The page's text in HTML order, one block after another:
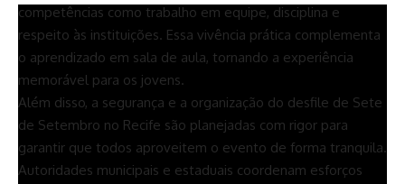
competências como trabalho em equipe, disciplina e
respeito às instituições. Essa vivência prática complementa
o aprendizado em sala de aula, tornando a experiência
memorável para os jovens.
Além disso, a segurança e a organização do desfile de Sete
de Setembro no Recife são planejadas com rigor para
garantir que todos aproveitem o evento de forma tranquila.
Autoridades municipais e estaduais coordenam esforços